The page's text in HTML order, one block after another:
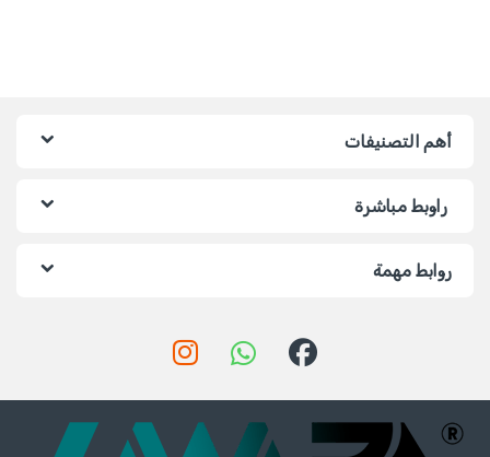
أهم التصنيفات
راوبط مباشرة
روابط مهمة